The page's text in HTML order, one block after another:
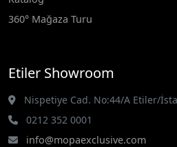
360° Mağaza Turu
Etiler Showroom
Nispetiye Cad. No:44/A Etiler/
0212 352 0001
info@mopaexclusive.com